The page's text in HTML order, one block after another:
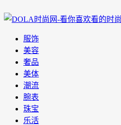
服饰
美容
奢品
美体
潮流
腕表
珠宝
乐活